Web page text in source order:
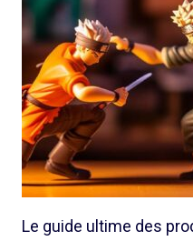
Le guide ultime des